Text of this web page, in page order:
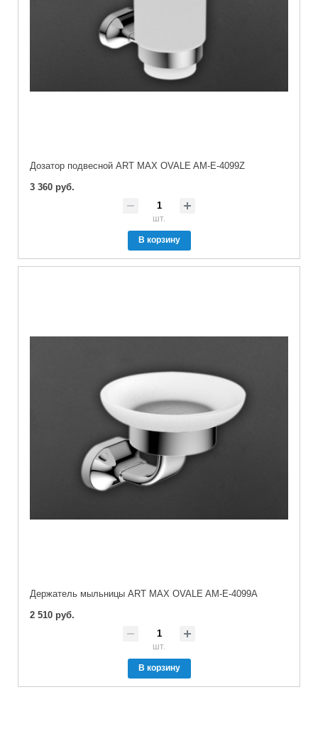
Дозатор подвесной ART MAX OVALE AM-E-4099Z
3 360 руб.
шт.
В корзину
Держатель мыльницы ART MAX OVALE AM-E-4099A
2 510 руб.
шт.
В корзину